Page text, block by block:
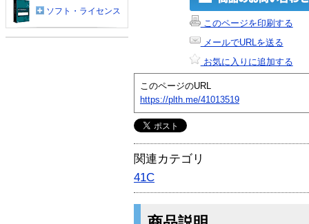
このページを印刷する
メールでURLを送る
お気に入りに追加する
このページのURL
https://plth.me/41013519
関連カテゴリ
41C
ソフト・ライセンス